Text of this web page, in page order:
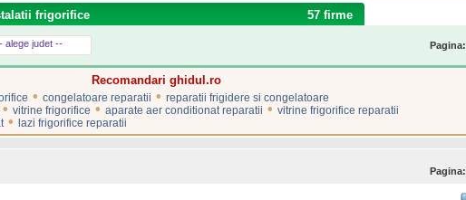
57 firme
frigorifice
alege judet -- Pagina:
Recomandari ghidul.ro
• congelatoare reparatii • reparatii frigidere si congelatoare
• vitrine frigorifice • aparate aer conditionat reparatii • vitrine frigorifice reparatii
• lazi frigorifice reparatii
Pagina: